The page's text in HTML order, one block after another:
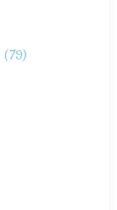
(79)